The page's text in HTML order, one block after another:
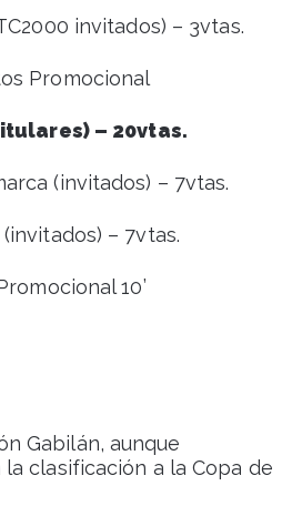
invitados) – 3vtas.
Promocional
– 20vtas.
(invitados) – 7vtas.
– 7vtas.
10’
Gabilán, aunque
clasificación a la Copa de